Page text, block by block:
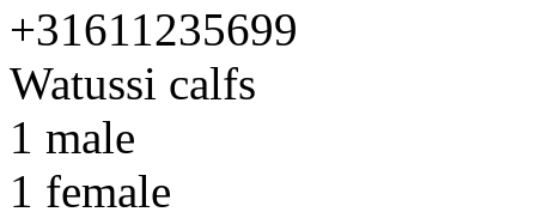
+31611235699
Watussi calfs
1 male
1 female